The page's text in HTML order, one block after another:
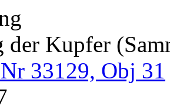
der Kupfer
33129, Obj 31